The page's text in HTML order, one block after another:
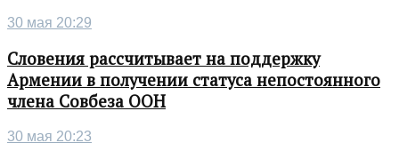
30 мая 20:29
Словения рассчитывает на поддержку
Армении в получении статуса непостоянного
члена Совбеза ООН
30 мая 20:23